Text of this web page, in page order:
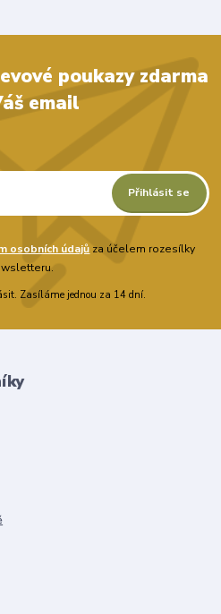
poukazy zdarma
email
Přihlásit se
osobních údajů za účelem rozesílky
Zasíláme jednou za 14 dní.